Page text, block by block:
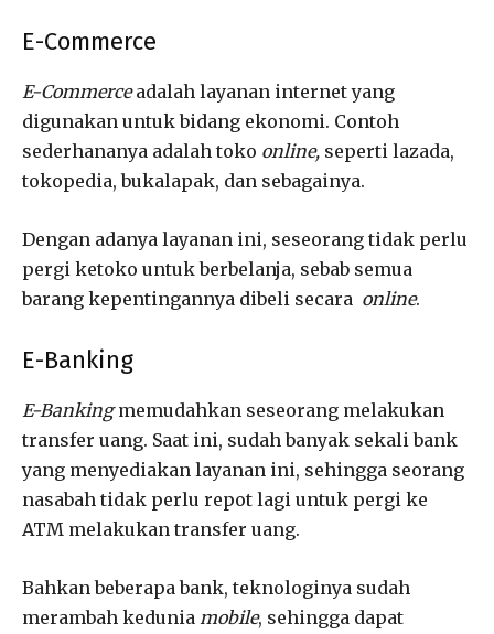
E-Commerce
E-Commerceadalah layanan internet yang
digunakan untuk bidang ekonomi. Contoh
sederhananya adalah toko online, seperti lazada,
tokopedia, bukalapak, dan sebagainya.
Dengan adanya layanan ini, seseorang tidak perlu
pergi ketoko untuk berbelanja, sebab semua
barang kepentingannya dibeli secara online.
E-Banking
E-Bankingmemudahkan seseorang melakukan
transfer uang. Saat ini, sudah banyak sekali bank
yang menyediakan layanan ini, sehingga seorang
nasabah tidak perlu repot lagi untuk pergi ke
ATM melakukan transfer uang.
Bahkan beberapa bank, teknologinya sudah
merambah kedunia mobile, sehingga dapat